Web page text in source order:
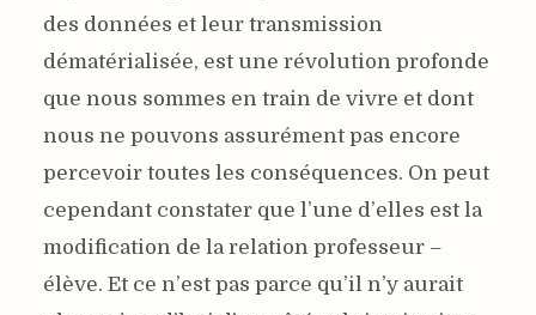
des données et leur transmission
dématérialisée, est une révolution profonde
que nous sommes en train de vivre et dont
nous ne pouvons assurément pas encore
percevoir toutes les conséquences. On peut
cependant constater que l’une d’elles est la
modification de la relation professeur –
élève. Et ce n’est pas parce qu’il n’y aurait